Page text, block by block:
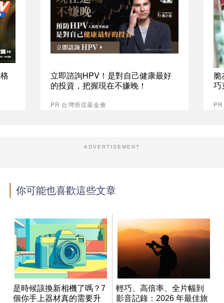
立即諮詢HPV！是對自己健康最好
的投資，把握現在不嫌晚！
PR 台灣癌症基金會
脆
巧
ADVERTISEMENT
你可能也喜歡這些文章
是時候該換新相機了嗎？7
個你手上器材真的需要升
輕巧、高倍率、全片幅到
影音記錄：2026 年最佳旅